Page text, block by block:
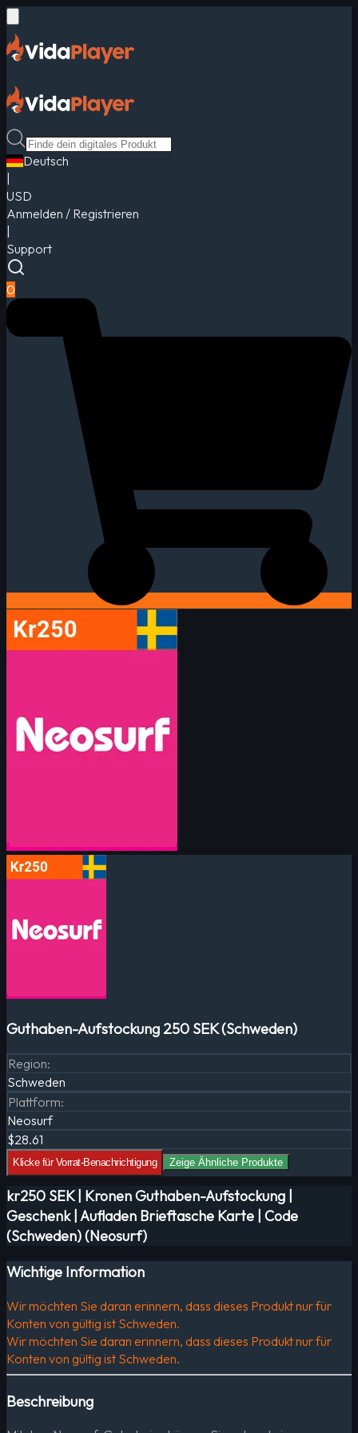
Deutsch
USD
Anmelden / Registrieren
Support
0
Guthaben-Aufstockung 250 SEK (Schweden)
Region:
Schweden
Plattform:
Neosurf
$28.61
Klicke für Vorrat-Benachrichtigung Zeige Ähnliche Produkte
kr250 SEK | Kronen Guthaben-Aufstockung |
Geschenk | Aufladen Brieftasche Karte | Code
(Schweden) (Neosurf)
Wichtige Information
Wir möchten Sie daran erinnern, dass dieses Produkt nur für
Konten von gültig ist Schweden.
Wir möchten Sie daran erinnern, dass dieses Produkt nur für
Konten von gültig ist Schweden.
Beschreibung